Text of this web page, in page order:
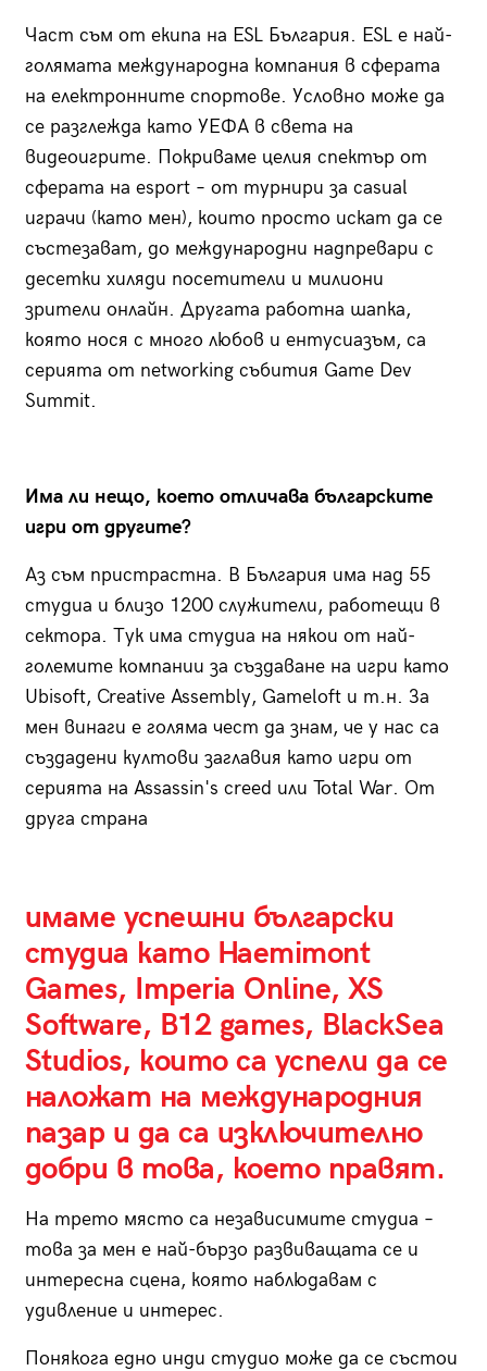
Част съм от екипа на ESL България. ESL е най-
голямата международна компания в сферата
на електронните спортове. Условно може да
се разглежда като УЕФА в света на
видеоигрите. Покриваме целия спектър от
сферата на esport – от турнири за casual
играчи (като мен), които просто искат да се
състезават, до международни надпревари с
десетки хиляди посетители и милиони
зрители онлайн. Другата работна шапка,
която нося с много любов и ентусиазъм, са
серията от networking събития Game Dev
Summit.
Има ли нещо, което отличава българските
игри от другите?
Аз съм пристрастна. В България има над 55
студиа и близо 1200 служители, работещи в
сектора. Тук има студиа на някои от най-
големите компании за създаване на игри като
Ubisoft, Creative Assembly, Gameloft и т.н. За
мен винаги е голяма чест да знам, че у нас са
създадени култови заглавия като игри от
серията на Assassin's creed или Total War. От
друга страна
имаме успешни български
студиа като Haemimont
Games, Imperia Online, XS
Software, B12 games, BlackSea
Studios, които са успели да се
наложат на международния
пазар и да са изключително
добри в това, което правят.
На трето място са независимите студиа –
това за мен е най-бързо развиващата се и
интересна сцена, която наблюдавам с
удивление и интерес.
Понякога едно инди студио може да се състои